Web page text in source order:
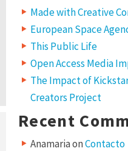
Made with Creative
European Space
This Public Life
Open Access Media
The Impact of
Creators Project
Recent
AnamariaonContacto